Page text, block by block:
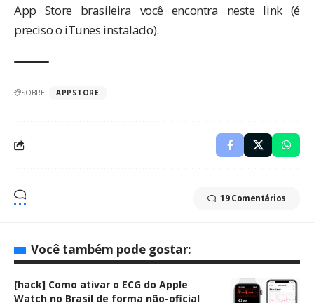
App Store brasileira você encontra neste link(é
preciso o iTunes instalado).
SOBRE: APPSTORE
19 Comentários
Você também pode gostar:
[hack] Como ativar o ECG do Apple
Watch no Brasil de forma não-oficial